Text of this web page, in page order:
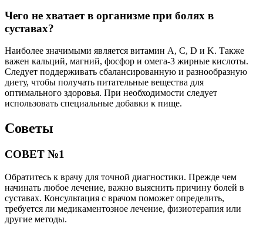
Чего не хватает в организме при болях в
суставах?
Наиболее значимыми является витамин A, C, D и K. Также
важен кальций, магний, фосфор и омега-3 жирные кислоты.
Следует поддерживать сбалансированную и разнообразную
диету, чтобы получать питательные вещества для
оптимального здоровья. При необходимости следует
использовать специальные добавки к пище.
Советы
СОВЕТ №1
Обратитесь к врачу для точной диагностики. Прежде чем
начинать любое лечение, важно выяснить причину болей в
суставах. Консультация с врачом поможет определить,
требуется ли медикаментозное лечение, физиотерапия или
другие методы.